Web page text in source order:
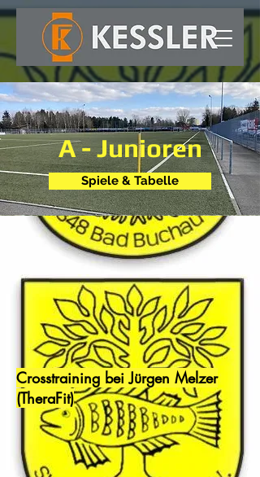
A - Junioren
Spiele & Tabelle
Crosstraining bei Jürgen Melzer
(TheraFit)